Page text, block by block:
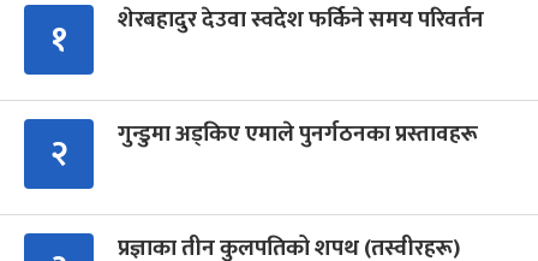
१ शेरबहादुर देउवा स्वदेश फर्किने समय परिवर्तन
२ गुन्डुमा अड्किए एमाले पुनर्गठनका प्रस्तावहरू
प्रज्ञाका तीन कुलपतिको शपथ (तस्वीरहरू)